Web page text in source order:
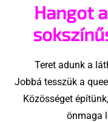
Hangot
Teret adunk a
Jobbá tesszük a
Közösséget
önmaga